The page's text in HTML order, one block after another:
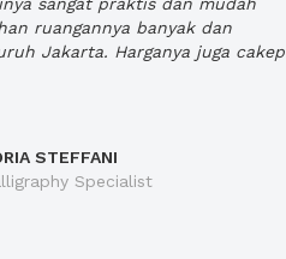
ruangannya banyak dan
Jakarta. Harganya juga cakep
STEFFANI
Specialist